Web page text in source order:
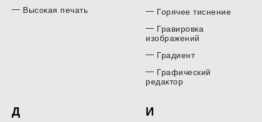
Высокая печать
Горячее тиснение
Гравировка
изображений
Градиент
Графический
редактор
Д И